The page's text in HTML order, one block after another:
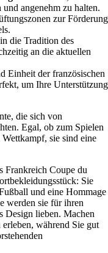
angenehm zu halten.
zur Förderung
die Tradition des
an die aktuellen
Einheit der französischen
um Ihre Unterstützung
die sich von
Egal, ob zum Spielen
sie sind eine
Frankreich Coupe du
Sie
und eine Hommage
werden sie für ihren
Design lieben. Machen
während Sie gut